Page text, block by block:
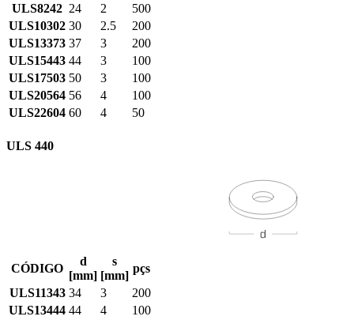
ULS8242 24 2
500
ULS10302 30 2.5
200
ULS13373 37 3
200
ULS15443 44 3
100
ULS17503 50 3
100
ULS20564 56 4
100
ULS22604 60 4 50
ULS 440
CÓDIGO
d
[mm]
s
[mm]
pçs
ULS11343 34 3
200
ULS13444 44 4
100